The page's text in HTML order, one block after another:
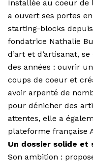
Installée au coeur de
a ouvert ses portes
starting-blocks
fondatrice Nathalie
d’art et d’artisanat,
des années : ouvrir
coups de coeur et
avoir arpenté de
pour dénicher des
attentes, elle a
plateforme française
Un dossier solide et
Son ambition :